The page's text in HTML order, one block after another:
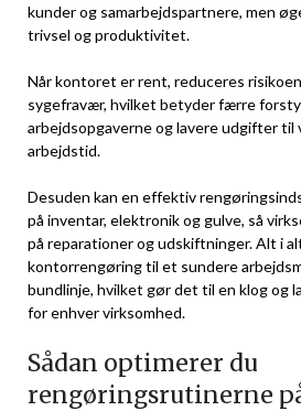
kunder og samarbejdspartnere, men
trivsel og produktivitet.
Når kontoret er rent, reduceres
sygefravær, hvilket betyder færre
arbejdsopgaverne og lavere udgifter til
arbejdstid.
Desuden kan en effektiv
på inventar, elektronik og gulve, så
på reparationer og udskiftninger. Alt i
kontorrengøring til et sundere
bundlinje, hvilket gør det til en klog og
for enhver virksomhed.
Sådan optimerer du
rengøringsrutinerne